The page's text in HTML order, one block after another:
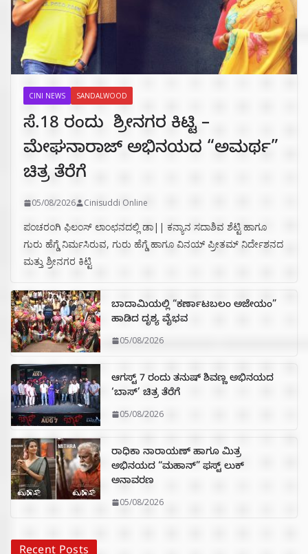
CINI NEWS SANDALWOOD
ಸೆ.18 ರಂದು ಶ್ರೀನಗರ ಕಿಟ್ಟಿ –
ಮೇಘನಾರಾಜ್ ಅಭಿನಯದ “ಅಮರ್ಥ”
ಚಿತ್ರ ತೆರೆಗೆ
05/08/2026 Cinisuddi Online
ಪಂಚರಂಗಿ ಫಿಲಂಸ್ ಲಾಂಛನದಲ್ಲಿ ಡಾ|| ಕನ್ಯಾನ ಸದಾಶಿವ ಶೆಟ್ಟಿ ಹಾಗೂ
ಗುರು ಹೆಗ್ಡೆ ನಿರ್ಮಸಿರುವ, ಗುರು ಹೆಗ್ಡೆ ಹಾಗೂ ವಿನಯ್ ಪ್ರೀತಮ್ ನಿರ್ದೇಶನದ
ಮತ್ತು ಶ್ರೀನಗರ ಕಿಟ್ಟಿ
ಬಾದಾಮಿಯಲ್ಲಿ “ಕರ್ಣಾಟಬಲಂ ಅಜೇಯಂ”
ಹಾಡಿದ ದೃಶ್ಯ ವೈಭವ
05/08/2026
ಆಗಸ್ಟ್ 7 ರಂದು ತನುಷ್ ಶಿವಣ್ಣ ಅಭಿನಯದ
‘ಬಾಸ್’ ಚಿತ್ರ ತೆರೆಗೆ
05/08/2026
ರಾಧಿಕಾ ನಾರಾಯಣ್ ಹಾಗೂ ಮಿತ್ರ
ಅಭಿನಯದ “ಮಹಾನ್” ಫಸ್ಟ್ ಲುಕ್
ಅನಾವರಣ
05/08/2026